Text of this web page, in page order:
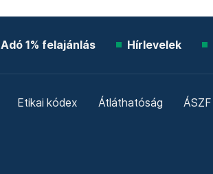
Adó 1% felajánlás Hírlevelek
Etikai kódex Átláthatóság ÁSZF